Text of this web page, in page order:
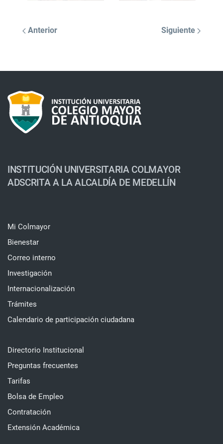
Anterior Siguiente
INSTITUCIÓN UNIVERSITARIA COLMAYOR
ADSCRITA A LA ALCALDÍA DE MEDELLÍN
Mi Colmayor
Bienestar
Correo interno
Investigación
Internacionalización
Trámites
Calendario de participación ciudadana
Directorio Institucional
Preguntas frecuentes
Tarifas
Bolsa de Empleo
Contratación
Extensión Académica